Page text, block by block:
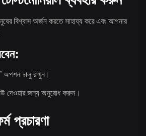
বিশ্বাস অর্জন করতে সাহায্য করে এবং আপনার
অপশন চালু রাখুন।
দেওয়ার জন্য অনুরোধ করুন।
প্রচারণা